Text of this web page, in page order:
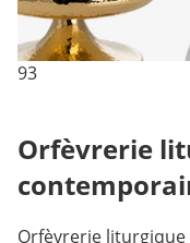
93
Orfèvrerie
Orfèvrerie